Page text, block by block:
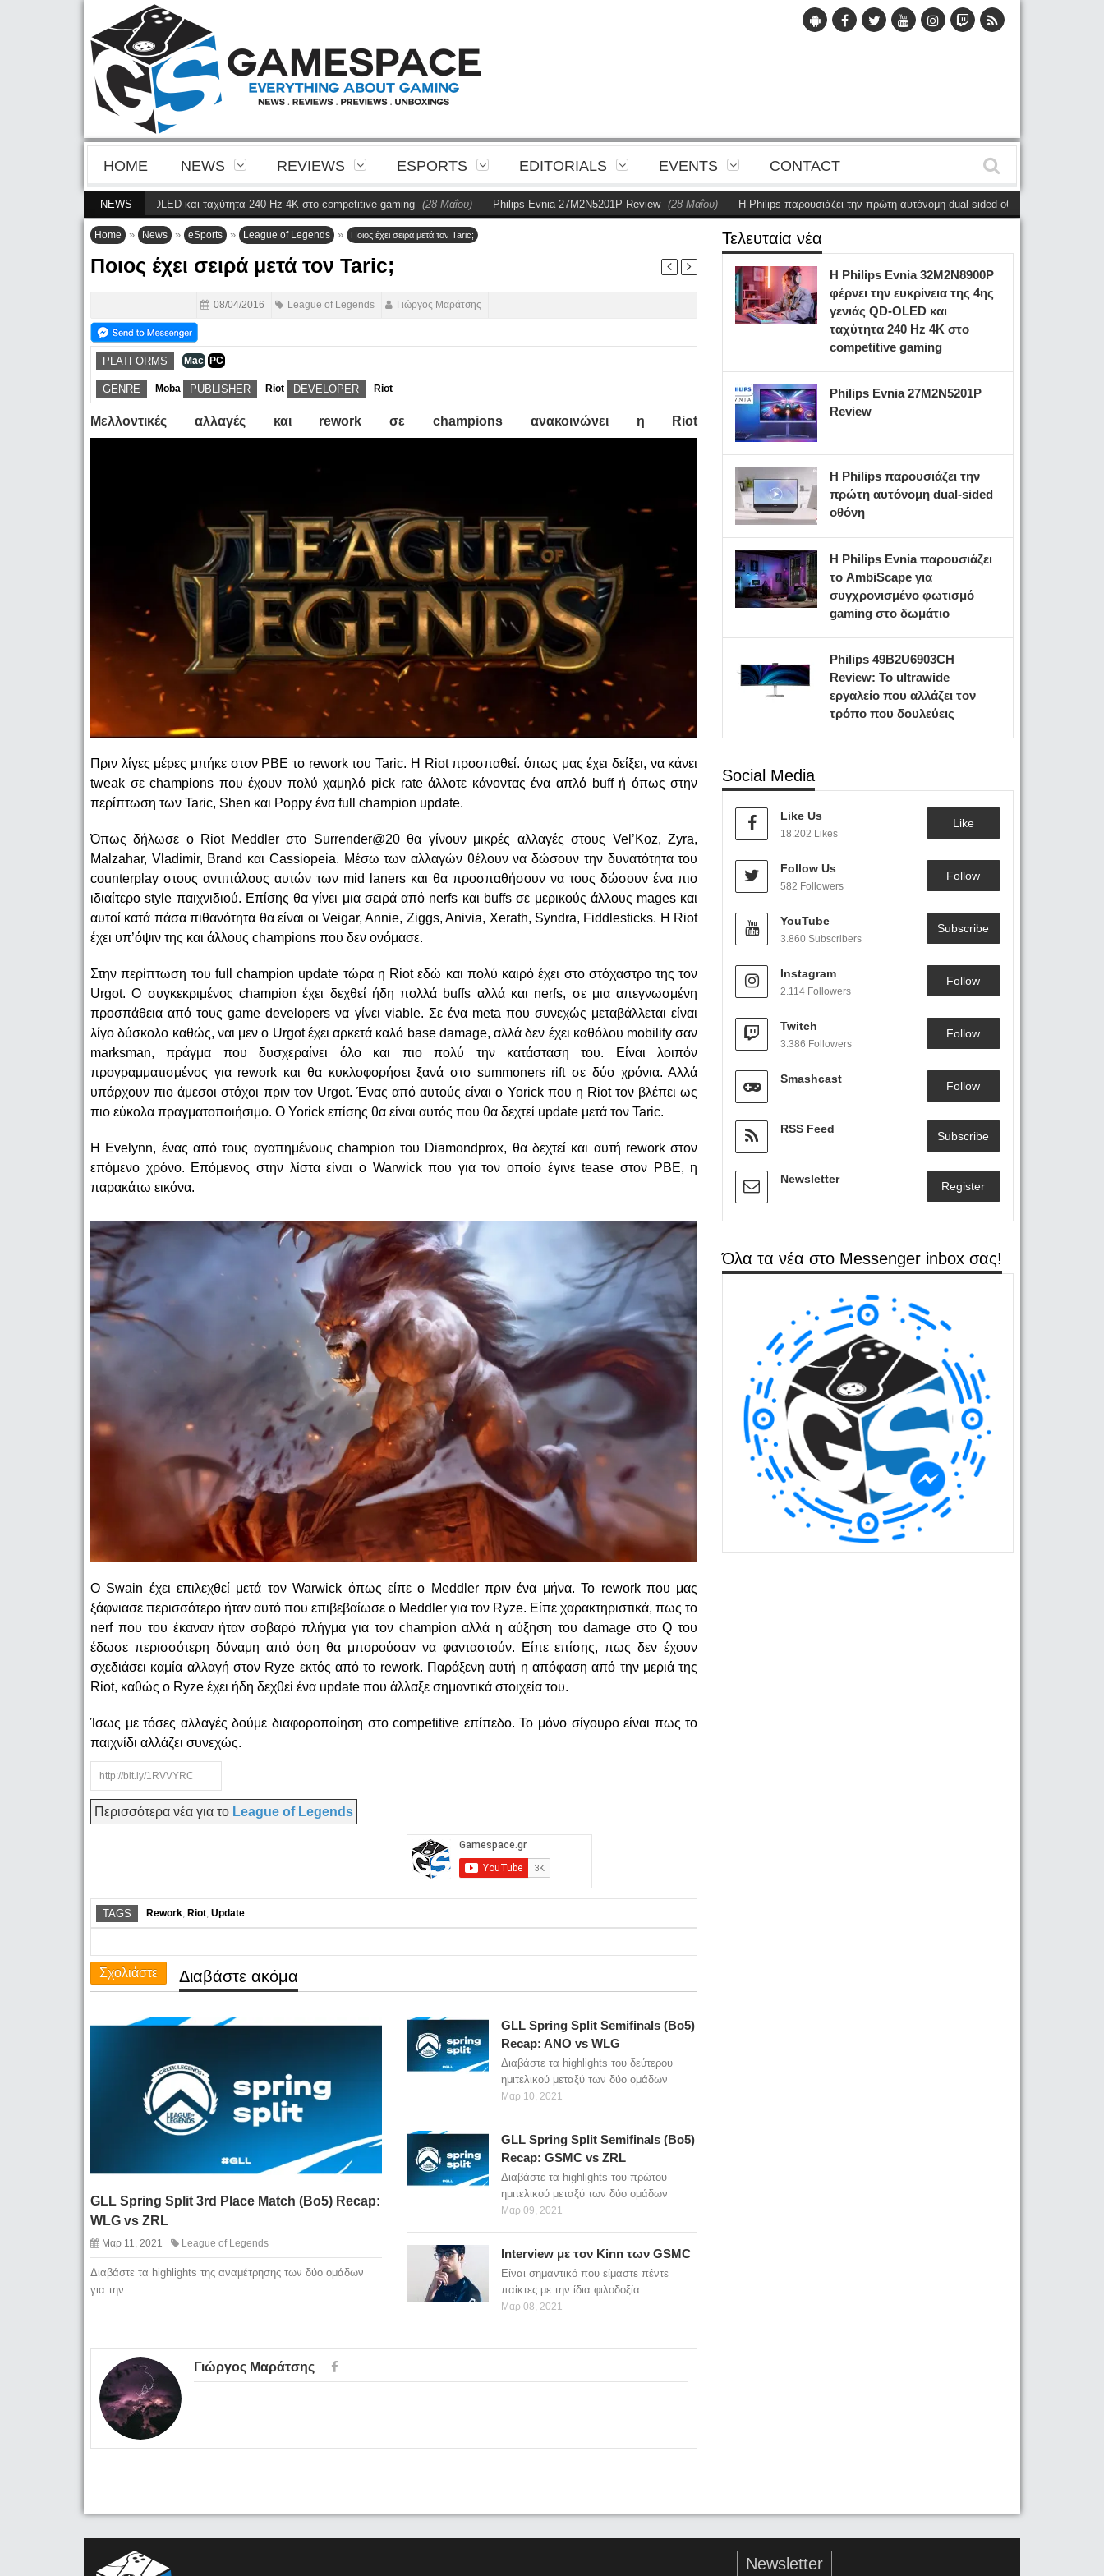
HOME NEWS REVIEWS ESPORTS EDITORIALS EVENTS CONTACT
NEWS
της 4ης γενιάς QD-OLED και ταχύτητα 240 Hz 4K στο competitive gaming (28 Μαΐου) Philips Evnia 27M2N5201P Review (28 Μαΐου) Η Philips παρουσιάζει την πρώτη αυτόνομη dual-sided οθόνη (28 Μαΐου)
Home » News » eSports » League of Legends » Ποιος έχει σειρά μετά τον Taric;
Ποιος έχει σειρά μετά τον Taric;
08/04/2016 League of Legends Γιώργος Μαράτσης
PLATFORMS Mac PC
GENRE Moba PUBLISHER Riot DEVELOPER Riot
Μελλοντικές αλλαγές και rework σε champions ανακοινώνει η Riot
Πριν λίγες μέρες μπήκε στον PBE το rework του Taric. Η Riot προσπαθεί. όπως μας έχει δείξει, να κάνει
tweak σε champions που έχουν πολύ χαμηλό pick rate άλλοτε κάνοντας ένα απλό buff ή όπως στην
περίπτωση των Taric, Shen και Poppy ένα full champion update.
Όπως δήλωσε ο Riot Meddler στο Surrender@20 θα γίνουν μικρές αλλαγές στους Vel’Koz, Zyra,
Malzahar, Vladimir, Brand και Cassiopeia. Μέσω των αλλαγών θέλουν να δώσουν την δυνατότητα του
counterplay στους αντιπάλους αυτών των mid laners και θα προσπαθήσουν να τους δώσουν ένα πιο
ιδιαίτερο style παιχνιδιού. Επίσης θα γίνει μια σειρά από nerfs και buffs σε μερικούς άλλους mages και
αυτοί κατά πάσα πιθανότητα θα είναι οι Veigar, Annie, Ziggs, Anivia, Xerath, Syndra, Fiddlesticks. Η Riot
έχει υπ’όψιν της και άλλους champions που δεν ονόμασε.
Στην περίπτωση του full champion update τώρα η Riot εδώ και πολύ καιρό έχει στο στόχαστρο της τον
Urgot. Ο συγκεκριμένος champion έχει δεχθεί ήδη πολλά buffs αλλά και nerfs, σε μια απεγνωσμένη
προσπάθεια από τους game developers να γίνει viable. Σε ένα meta που συνεχώς μεταβάλλεται είναι
λίγο δύσκολο καθώς, ναι μεν ο Urgot έχει αρκετά καλό base damage, αλλά δεν έχει καθόλου mobility σαν
marksman, πράγμα που δυσχεραίνει όλο και πιο πολύ την κατάσταση του. Είναι λοιπόν
προγραμματισμένος για rework και θα κυκλοφορήσει ξανά στο summoners rift σε δύο χρόνια. Αλλά
υπάρχουν πιο άμεσοι στόχοι πριν τον Urgot. Ένας από αυτούς είναι ο Yorick που η Riot τον βλέπει ως
πιο εύκολα πραγματοποιήσιμο. Ο Yorick επίσης θα είναι αυτός που θα δεχτεί update μετά τον Taric.
Η Evelynn, ένας από τους αγαπημένους champion του Diamondprox, θα δεχτεί και αυτή rework στον
επόμενο χρόνο. Επόμενος στην λίστα είναι ο Warwick που για τον οποίο έγινε tease στον PΒΕ, η
παρακάτω εικόνα.
Ο Swain έχει επιλεχθεί μετά τον Warwick όπως είπε ο Meddler πριν ένα μήνα. Το rework που μας
ξάφνιασε περισσότερο ήταν αυτό που επιβεβαίωσε ο Meddler για τον Ryze. Είπε χαρακτηριστικά, πως το
nerf που του έκαναν ήταν σοβαρό πλήγμα για τον champion αλλά η αύξηση του damage στο Q του
έδωσε περισσότερη δύναμη από όση θα μπορούσαν να φανταστούν. Είπε επίσης, πως δεν έχουν
σχεδιάσει καμία αλλαγή στον Ryze εκτός από το rework. Παράξενη αυτή η απόφαση από την μεριά της
Riot, καθώς ο Ryze έχει ήδη δεχθεί ένα update που άλλαξε σημαντικά στοιχεία του.
Ίσως με τόσες αλλαγές δούμε διαφοροποίηση στο competitive επίπεδο. Το μόνο σίγουρο είναι πως το
παιχνίδι αλλάζει συνεχώς.
Περισσότερα νέα για το League of Legends
TAGS Rework Riot Update
Σχολιάστε Διαβάστε ακόμα
GLL Spring Split 3rd Place Match (Bo5) Recap:
WLG vs ZRL
Μαρ 11, 2021 League of Legends
Διαβάστε τα highlights της αναμέτρησης των δύο ομάδων
για την
GLL Spring Split Semifinals (Bo5)
Recap: ANO vs WLG
Διαβάστε τα highlights του δεύτερου
ημιτελικού μεταξύ των δύο ομάδων
Μαρ 10, 2021
GLL Spring Split Semifinals (Bo5)
Recap: GSMC vs ZRL
Διαβάστε τα highlights του πρώτου
ημιτελικού μεταξύ των δύο ομάδων
Μαρ 09, 2021
Interview με τον Kinn των GSMC
Eίναι σημαντικό που είμαστε πέντε
παίκτες με την ίδια φιλοδοξία
Μαρ 08, 2021
Γιώργος Μαράτσης
Τελευταία νέα
Η Philips Evnia 32M2N8900P
φέρνει την ευκρίνεια της 4ης
γενιάς QD-OLED και
ταχύτητα 240 Hz 4K στο
competitive gaming
Philips Evnia 27M2N5201P
Review
Η Philips παρουσιάζει την
πρώτη αυτόνομη dual-sided
οθόνη
Η Philips Evnia παρουσιάζει
το AmbiScape για
συγχρονισμένο φωτισμό
gaming στο δωμάτιο
Philips 49B2U6903CH
Review: Το ultrawide
εργαλείο που αλλάζει τον
τρόπο που δουλεύεις
Social Media
Like Us
18.202 Likes
Like
Follow Us
582 Followers
Follow
YouTube
3.860 Subscribers
Subscribe
Instagram
2.114 Followers
Follow
Twitch
3.386 Followers
Follow
Smashcast
Follow
RSS Feed
Subscribe
Newsletter
Register
Όλα τα νέα στο Messenger inbox σας!
Newsletter